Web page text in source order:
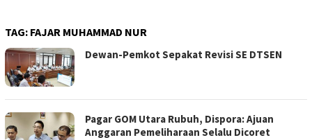
TAG: FAJAR MUHAMMAD NUR
Dewan-Pemkot Sepakat Revisi SE DTSEN
Pagar GOM Utara Rubuh, Dispora: Ajuan
Anggaran Pemeliharaan Selalu Dicoret